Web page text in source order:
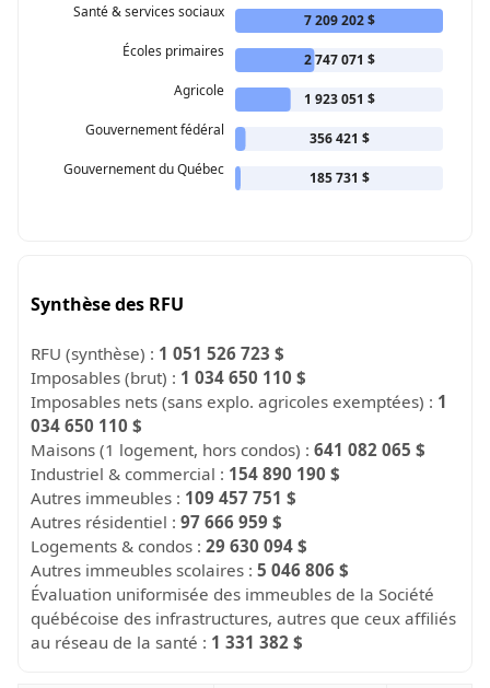
Santé & services sociaux
7 209 202 $
Écoles primaires
2 747 071 $
Agricole
1 923 051 $
Gouvernement fédéral
356 421 $
Gouvernement du Québec
185 731 $
Synthèse des RFU
RFU (synthèse) : 1 051 526 723 $
Imposables (brut) : 1 034 650 110 $
Imposables nets (sans explo. agricoles exemptées) : 1
034 650 110 $
Maisons (1 logement, hors condos) :641 082 065 $
Industriel & commercial : 154 890 190 $
Autres immeubles : 109 457 751 $
Autres résidentiel :97 666 959 $
Logements & condos :29 630 094 $
Autres immeubles scolaires :5 046 806 $
Évaluation uniformisée des immeubles de la Société
québécoise des infrastructures, autres que ceux affiliés
au réseau de la santé : 1 331 382 $